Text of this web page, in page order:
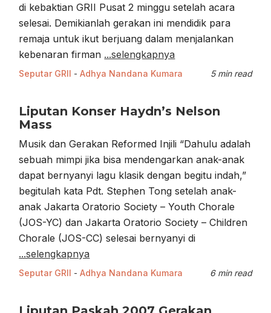
di kebaktian GRII Pusat 2 minggu setelah acara
selesai. Demikianlah gerakan ini mendidik para
remaja untuk ikut berjuang dalam menjalankan
kebenaran firman ...selengkapnya
Seputar GRII -Adhya Nandana Kumara 5 min read
Liputan Konser Haydn’s Nelson
Mass
Musik dan Gerakan Reformed Injili “Dahulu adalah
sebuah mimpi jika bisa mendengarkan anak-anak
dapat bernyanyi lagu klasik dengan begitu indah,”
begitulah kata Pdt. Stephen Tong setelah anak-
anak Jakarta Oratorio Society – Youth Chorale
(JOS-YC) dan Jakarta Oratorio Society – Children
Chorale (JOS-CC) selesai bernyanyi di
...selengkapnya
Seputar GRII -Adhya Nandana Kumara 6 min read